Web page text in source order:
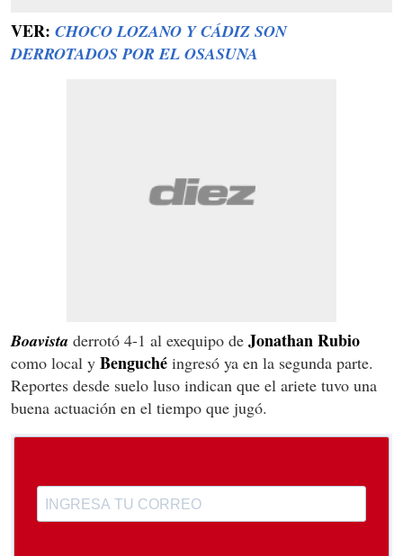
VER: CHOCO LOZANO Y CÁDIZ SON
DERROTADOS POR EL OSASUNA
Boavista derrotó 4-1 al exequipo de Jonathan Rubio
como local y Benguché ingresó ya en la segunda parte.
Reportes desde suelo luso indican que el ariete tuvo una
buena actuación en el tiempo que jugó.